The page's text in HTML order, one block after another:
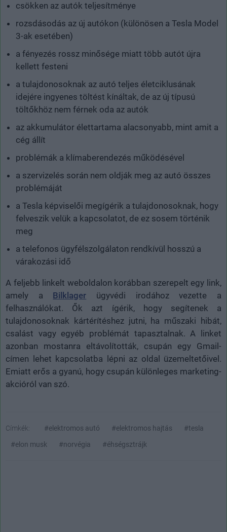
csökken az autók teljesítménye
rozsdásodás az új autókon (különösen a Tesla Model
3-ak esetében)
a fényezés rossz minősége miatt több autót újra
kellett festeni
a tulajdonosoknak az autó teljes életciklusának
idejére ingyenes töltést kínáltak, de az új típusú
töltőkhöz nem férnek oda az autók
az akkumulátor élettartama alacsonyabb, mint amit a
cég állít
problémák a klímaberendezés működésével
a szervizelés során nem oldják meg az autó összes
problémáját
a Tesla képviselői megígérik a tulajdonosoknak, hogy
felveszik velük a kapcsolatot, de ez sosem történik
meg
a telefonos ügyfélszolgálaton rendkívül hosszú a
várakozási idő
A feljebb linkelt weboldalon korábban szerepelt egy link,
amely a Bilklager ügyvédi irodához vezette a
felhasználókat. Ők azt ígérik, hogy segítenek a
tulajdonosoknak kártérítéshez jutni, ha műszaki hibát,
csalást vagy egyéb problémát tapasztalnak. A linket
azonban mostanra eltávolították, csupán egy Gmail-
címen lehet kapcsolatba lépni az oldal üzemeltetőivel.
Emiatt erős a gyanú, hogy csupán különleges marketing-
akcióról van szó.
Címkék: #elektromos autó #elektromos hajtás
#tesla
#elon musk
#norvégia #éhségsztrájk